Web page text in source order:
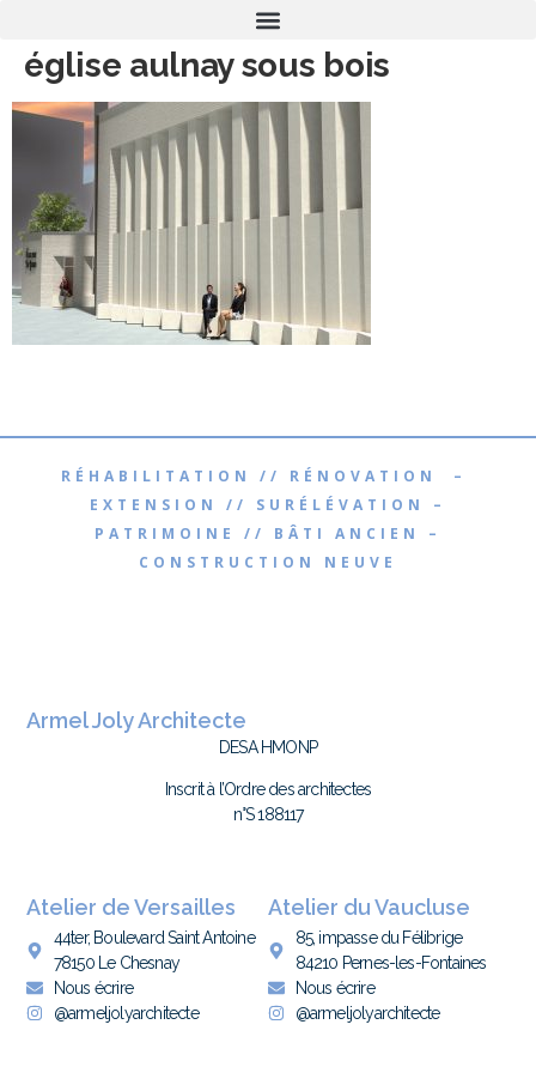
église aulnay sous bois
RÉHABILITATION // RÉNOVATION –
EXTENSION // SURÉLÉVATION –
PATRIMOINE // BÂTI ANCIEN –
CONSTRUCTION NEUVE
Armel Joly Architecte
DESA HMONP
Inscrit à l’Ordre des architectes
n°S 188117
Atelier de Versailles
44ter, Boulevard Saint Antoine
78150 Le Chesnay
Nous écrire
@armeljolyarchitecte
Atelier du Vaucluse
85, impasse du Félibrige
84210 Pernes-les-Fontaines
Nous écrire
@armeljolyarchitecte